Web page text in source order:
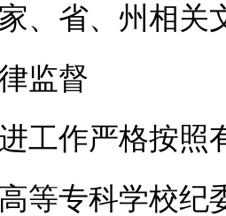
省、州相关
监督
作严格按照
等专科学校纪